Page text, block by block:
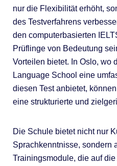
nur die Flexibilität erhöht,
des Testverfahrens
den computerbasierten
Prüflinge von Bedeutung
Vorteilen bietet. In Oslo, wo
Language School eine
diesen Test anbietet,
eine strukturierte und
Die Schule bietet nicht nur
Sprachkenntnisse, sondern
Trainingsmodule, die auf